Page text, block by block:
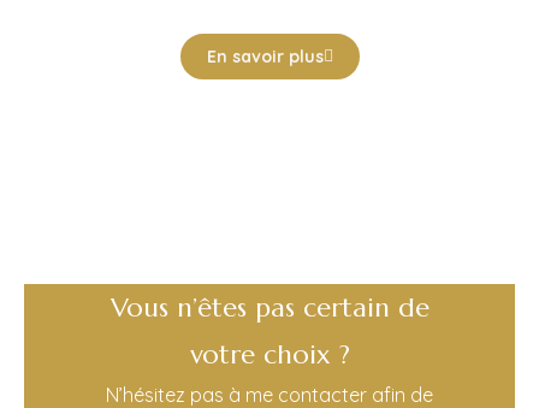
En savoir plus
Vous n’êtes pas certain de
votre choix ?
N’hésitez pas à me contacter afin de